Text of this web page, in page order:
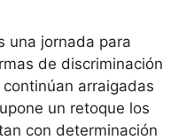
una jornada para
de discriminación
arraigadas
un retoque los
con determinación